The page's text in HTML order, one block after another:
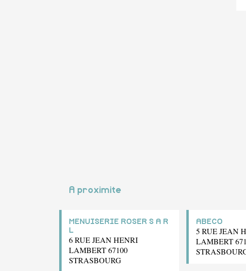
A proximite
MENUISERIE ROSER S A R
L
6 RUE JEAN HENRI
LAMBERT 67100
STRASBOURG
ABECO
5 RUE JEAN
LAMBERT